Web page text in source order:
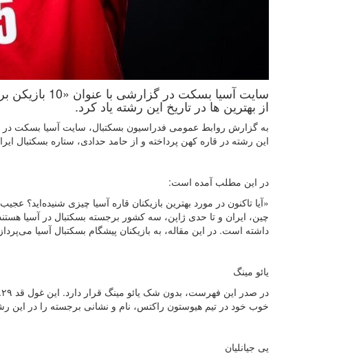
سایت آسیا
از بهترین ها در تاریخ این رشته یاد کرد.
این رشته در قاره کهن پرداخته و از حامد حدادی، ستاره بسکتبال
در این مطلب آمده است:
«آیا تاکنون در مورد بهترین بازیکنان قاره آسیا چیزی شنیده‌اید؟
چین، ایران و تا حدی ژاپن، سه کشور برجسته بسکتبال در آسیا
داشته است. در این مقاله، به بازیکنان پیشگام بسکتبال آسیا
یائو مینگ
خوب خود در تیم هیوستون راکتس، نام و نشانی برجسته را در این
یی جیانلیان